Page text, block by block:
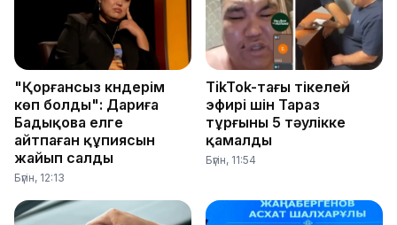
"Қорғансыз күндерім
көп болды": Дариға
Бадықова елге
айтпаған құпиясын
жайып салды
Бүгін, 12:13
TikTok-тағы тікелей
эфирі үшін Тараз
тұрғыны 5 тәулікке
қамалды
Бүгін, 11:54